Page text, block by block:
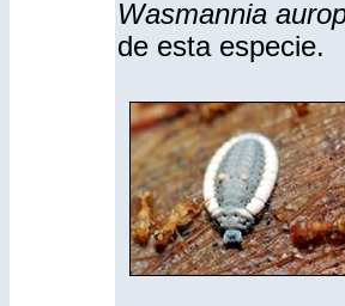
Wasmannia
de esta especie.